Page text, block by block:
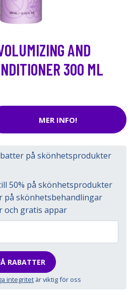
AND
300 ML
MER INFO!
på skönhetsprodukter
50% på skönhetsprodukter
på skönhetsbehandlingar
och gratis appar
RABATTER
integritet är viktig för oss